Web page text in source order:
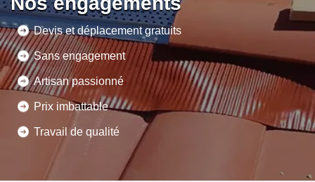
Devis et déplacement gratuits
Sans engagement
Artisan passionné
Prix imbattable
Travail de qualité